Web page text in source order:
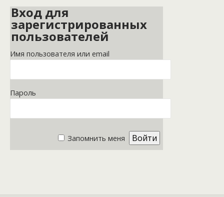
Вход для
зарегистрированных
пользователей
Имя пользователя или email
Пароль
Запомнить меня